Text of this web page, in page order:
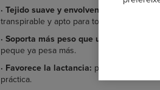
· Tejido suave y envolvente:
transpirable y apto para todas las
· Soporta más peso que un fular clásico:
peque ya pesa más.
· Favorece la lactancia: permite
práctica.